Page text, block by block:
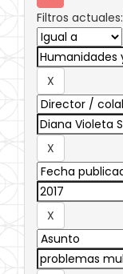
Filtros actuales: